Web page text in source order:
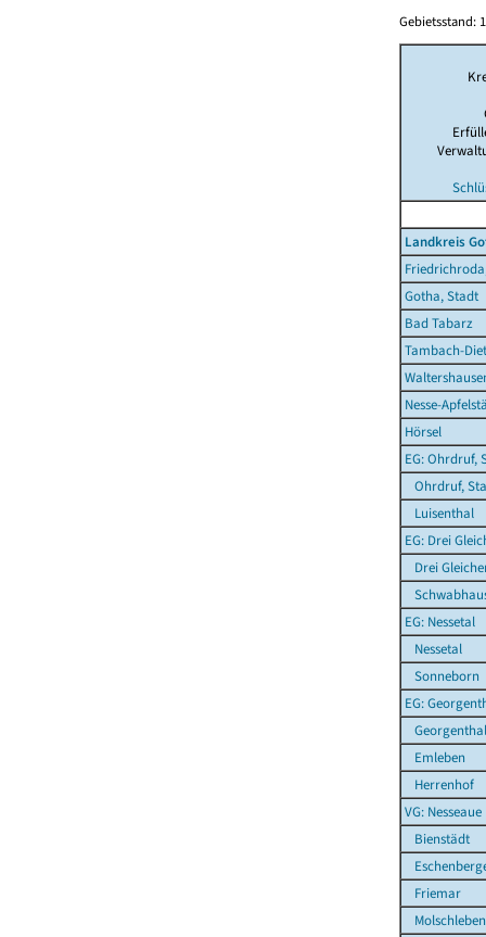
Gebietsstand:
Landkreis
Gotha, Stadt
Bad Tabarz
Tambach-
Nesse-
Hörsel
EG: Ohrdruf,
Ohrdruf,
Luisenthal
EG: Drei
Drei
EG: Nessetal
Nessetal
Sonneborn
EG:
Georgenthal
Emleben
Herrenhof
VG: Nesseaue
Bienstädt
Friemar
Molschleben